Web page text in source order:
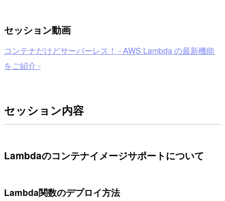
セッション動画
コンテナだけどサーバーレス！ - AWS Lambda の最新機能
をご紹介 -
セッション内容
Lambdaのコンテナイメージサポートについて
Lambda関数のデプロイ方法